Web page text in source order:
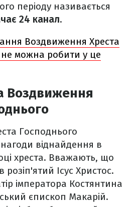
періоду називається
24 канал.
Воздвиження Хреста
можна робити у це
Воздвиження
Господнього
віднайдення в
хреста. Вважають, що
Ісус Христос.
імператора Костянтина
єпископ Макарій.